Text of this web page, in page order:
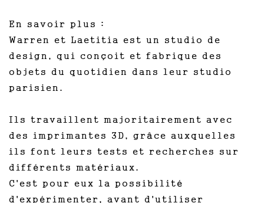
En savoir plus :
Warren et Laetitia est un studio de
design, qui conçoit et fabrique des
objets du quotidien dans leur studio
parisien.
Ils travaillent majoritairement avec
des imprimantes 3D, grâce auxquelles
ils font leurs tests et recherches sur
différents matériaux.
C'est pour eux la possibilité
d'expérimenter, avant d'utiliser